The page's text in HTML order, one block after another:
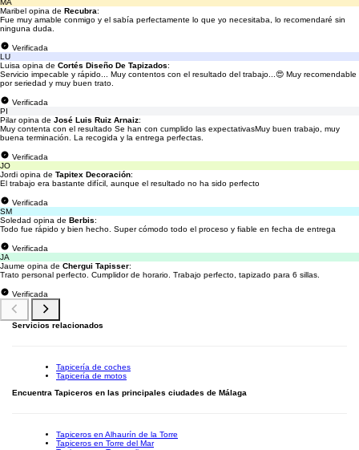
MA
Maribel opina de Recubra:
Fue muy amable conmigo y el sabía perfectamente lo que yo necesitaba, lo recomendaré sin
ninguna duda.
Verificada
LU
Luisa opina de Cortés Diseño De Tapizados:
Servicio impecable y rápido... Muy contentos con el resultado del trabajo...😍 Muy recomendable
por seriedad y muy buen trato.
Verificada
PI
Pilar opina de José Luis Ruiz Arnaiz:
Muy contenta con el resultado Se han con cumplido las expectativasMuy buen trabajo, muy
buena terminación. La recogida y la entrega perfectas.
Verificada
JO
Jordi opina de Tapitex Decoración:
El trabajo era bastante difícil, aunque el resultado no ha sido perfecto
Verificada
SM
Soledad opina de Berbis:
Todo fue rápido y bien hecho. Super cómodo todo el proceso y fiable en fecha de entrega
Verificada
JA
Jaume opina de Chergui Tapisser:
Trato personal perfecto. Cumplidor de horario. Trabajo perfecto, tapizado para 6 sillas.
Verificada
Servicios relacionados
Tapicería de coches
Tapicería de motos
Encuentra Tapiceros en las principales ciudades de Málaga
Tapiceros en Alhaurín de la Torre
Tapiceros en Torre del Mar